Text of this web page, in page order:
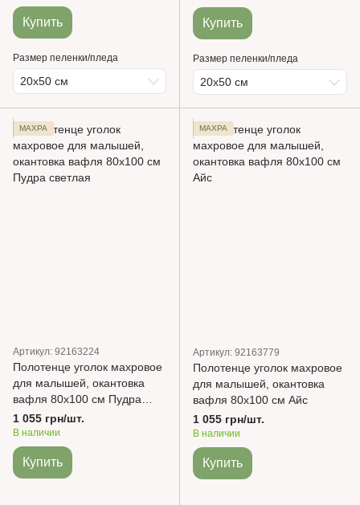
Купить
Размер пеленки/пледа
20х50 см
Купить
Размер пеленки/пледа
20х50 см
МАХРА
Артикул: 92163224
Полотенце уголок махровое
для малышей, окантовка
вафля 80х100 см Пудра
светлая
1 055 грн/шт.
В наличии
Купить
МАХРА
Артикул: 92163779
Полотенце уголок махровое
для малышей, окантовка
вафля 80х100 см Айс
1 055 грн/шт.
В наличии
Купить